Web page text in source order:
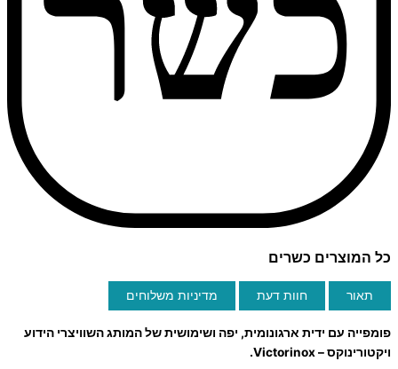
כל המוצרים כשרים
תאור חוות דעת מדיניות משלוחים
פומפייה עם ידית ארגונומית, יפה ושימושית של המותג השוויצרי הידוע
ויקטורינוקס – Victorinox.